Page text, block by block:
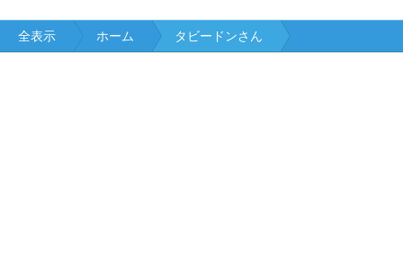
全表示 ホーム タビードンさん